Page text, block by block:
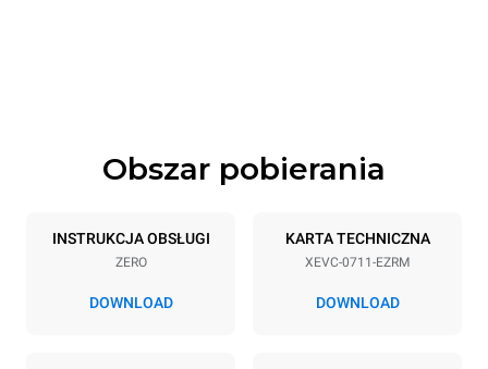
Specyfikacje blach
7 GN 1/1
Rozstaw blach
Obszar pobierania
INSTRUKCJA OBSŁUGI
ZERO
DOWNLOAD
KARTA TECHNICZNA
XEVC-0711-EZRM
DOWNLOAD